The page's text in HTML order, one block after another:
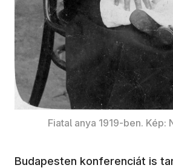
Fiatal anya 1919-ben. Kép:
Budapesten konferenciát is